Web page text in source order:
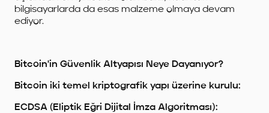
bilgisayarlarda da esas malzeme olmaya devam
ediyor.
Bitcoin'in Güvenlik Altyapısı Neye Dayanıyor?
Bitcoin iki temel kriptografik yapı üzerine kurulu:
ECDSA (Eliptik Eğri Dijital İmza Algoritması):